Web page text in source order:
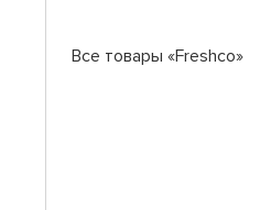
Все товары «Freshco»